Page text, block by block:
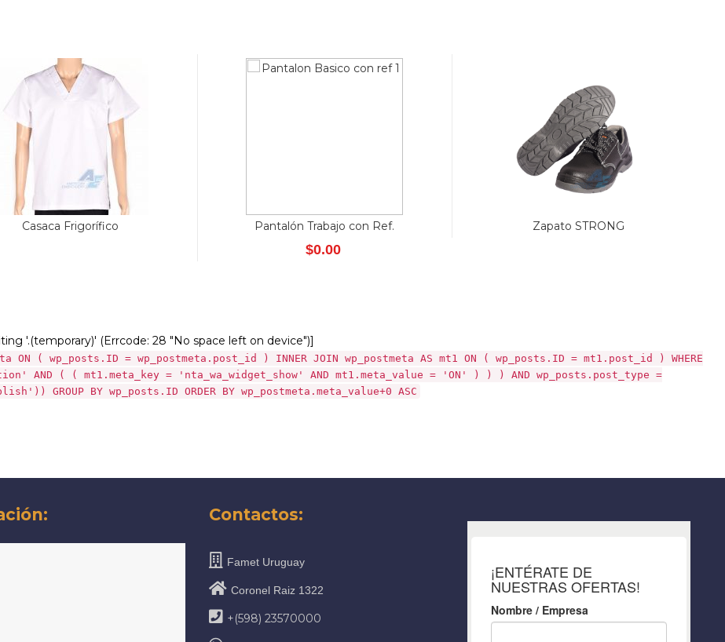
Casaca Frigorífico Pantalón Trabajo con Ref.
$0.00
Zapato STRONG
'.(temporary)' (Errcode: 28 "No space left on device")]
ON ( wp_posts.ID = wp_postmeta.post_id ) INNER JOIN wp_postmeta AS mt1 ON ( wp_posts.ID = mt1.post_id ) WHERE
AND ( ( mt1.meta_key = 'nta_wa_widget_show' AND mt1.meta_value = 'ON' ) ) ) AND wp_posts.post_type =
GROUP BY wp_posts.ID ORDER BY wp_postmeta.meta_value+0 ASC
Contactos:
Famet Uruguay
Coronel Raiz 1322
+(598) 23570000